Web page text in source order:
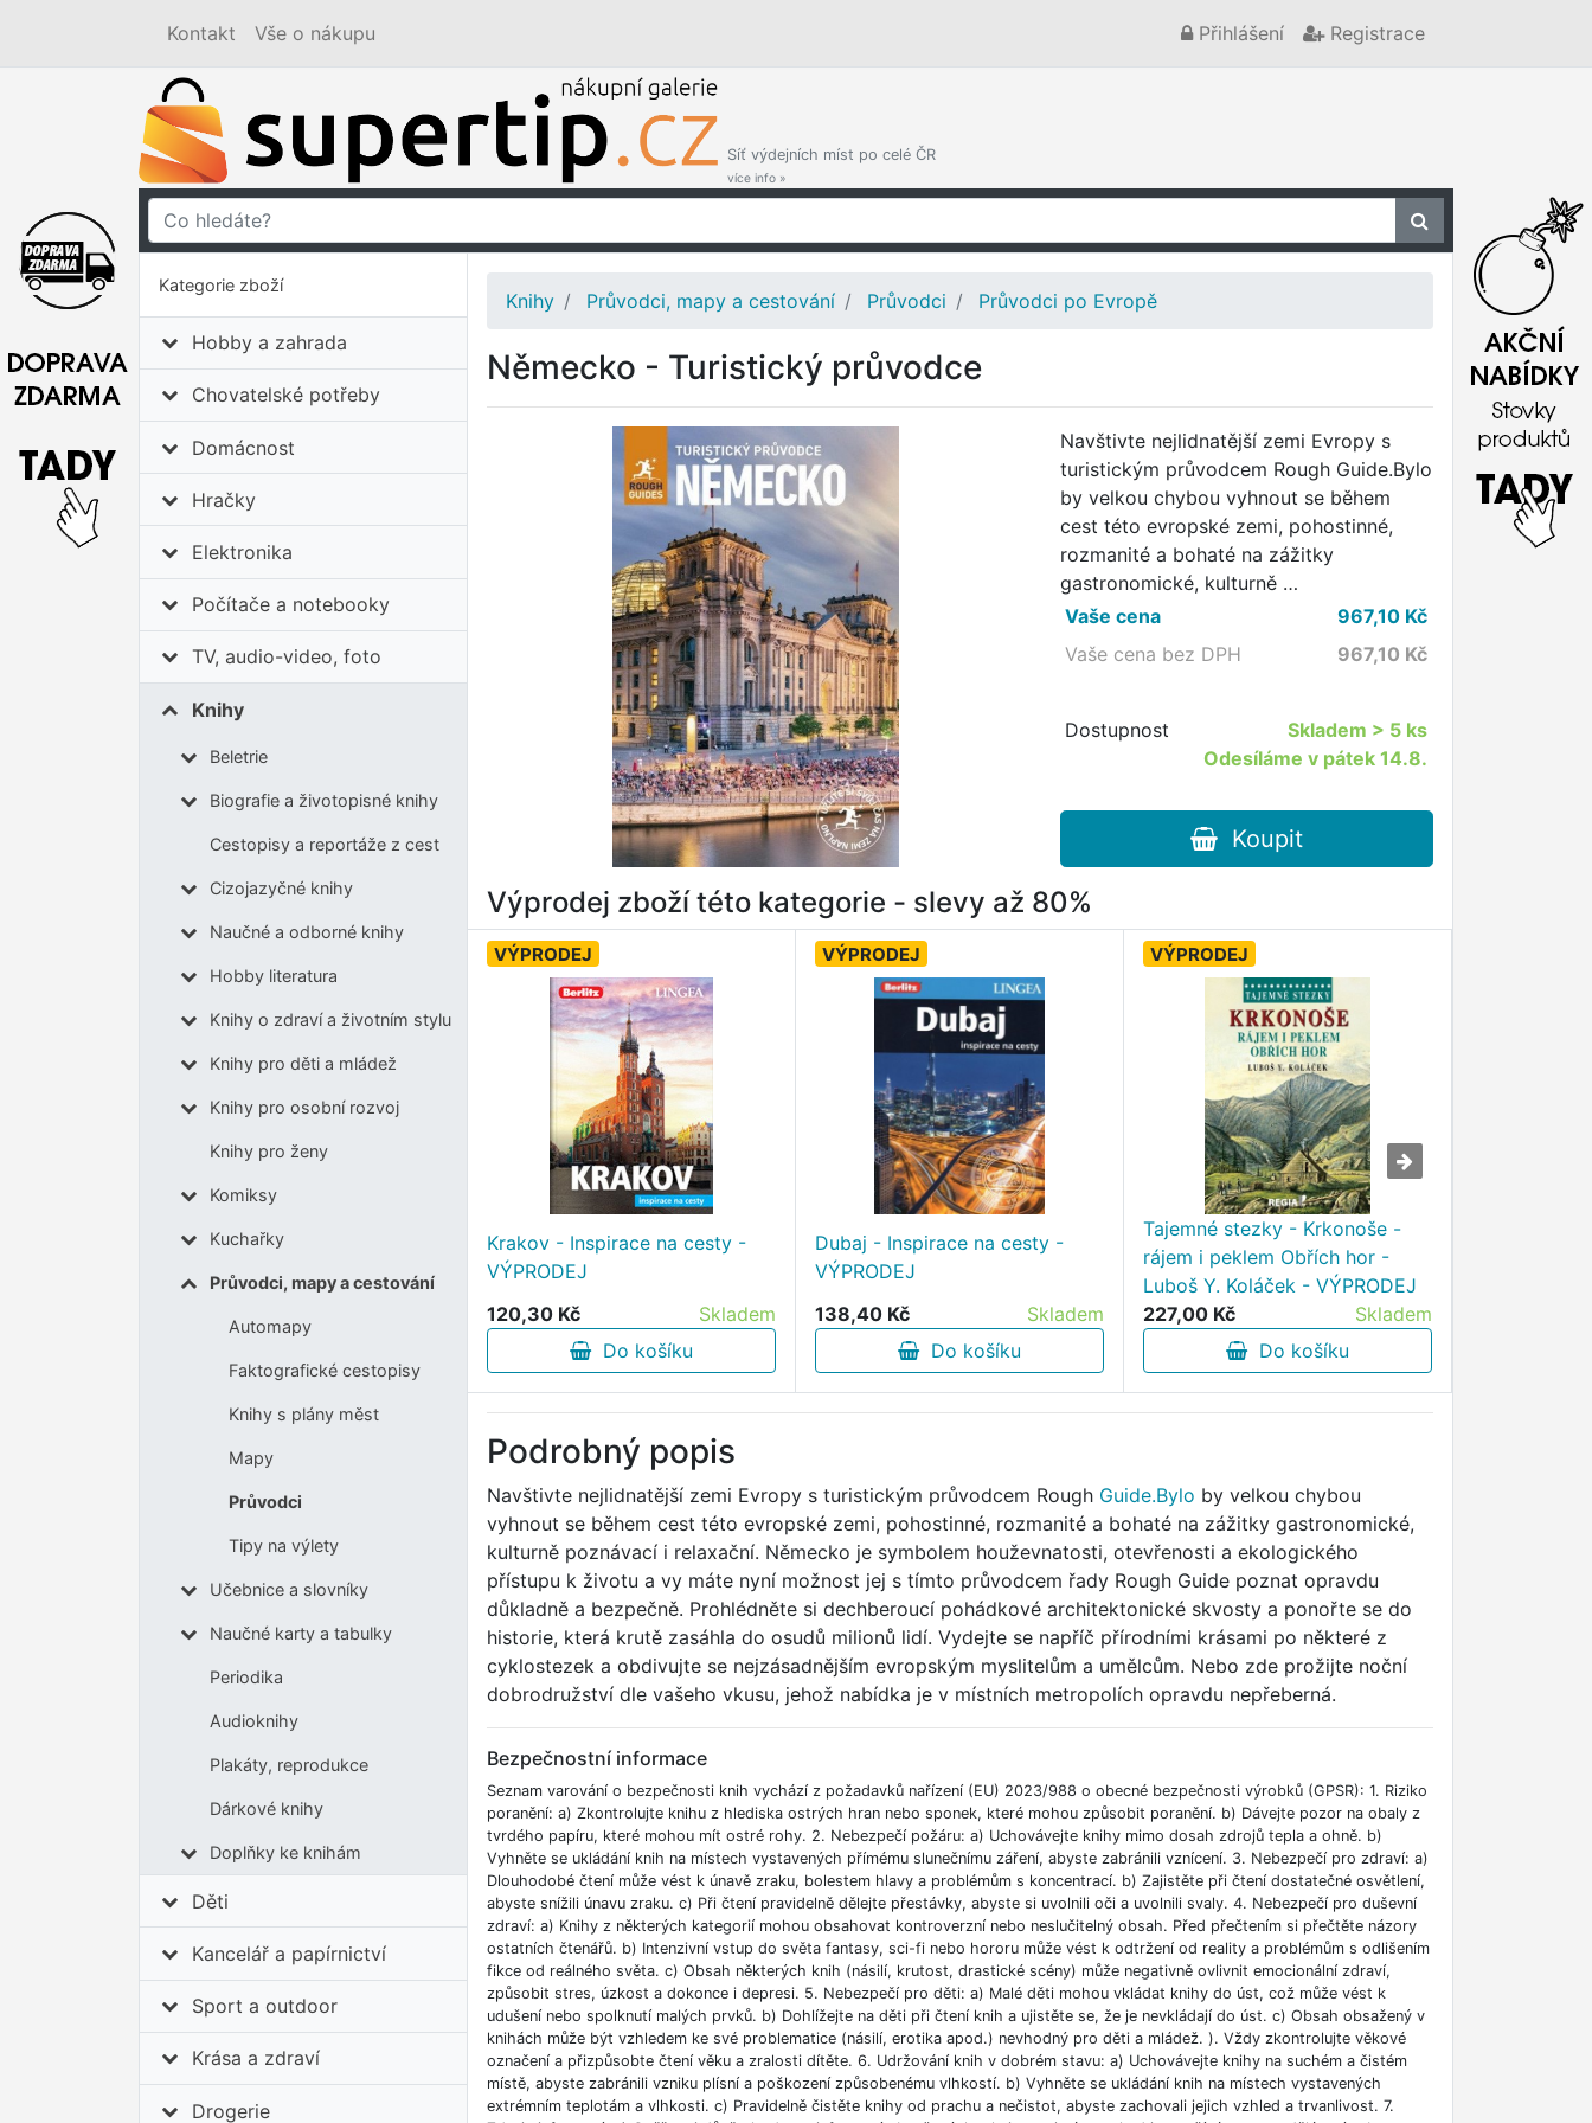
Kontakt Vše o nákupu Přihlášení Registrace
Síť výdejních míst po celé ČR
více info »
Kategorie zboží
Hobby a zahrada
Chovatelské potřeby
Domácnost
Hračky
Elektronika
Počítače a notebooky
TV, audio-video, foto
Knihy
Beletrie
Biografie a životopisné knihy
Cestopisy a reportáže z cest
Cizojazyčné knihy
Naučné a odborné knihy
Hobby literatura
Knihy o zdraví a životním stylu
Knihy pro děti a mládež
Knihy pro osobní rozvoj
Knihy pro ženy
Komiksy
Kuchařky
Průvodci, mapy a cestování
Automapy
Faktografické cestopisy
Knihy s plány měst
Mapy
Průvodci
Tipy na výlety
Učebnice a slovníky
Naučné karty a tabulky
Periodika
Audioknihy
Plakáty, reprodukce
Dárkové knihy
Doplňky ke knihám
Děti
Kancelář a papírnictví
Sport a outdoor
Krása a zdraví
Drogerie
Knihy Průvodci, mapy a cestování Průvodci Průvodci po Evropě
Německo - Turistický průvodce
Navštivte nejlidnatější zemi Evropy s
turistickým průvodcem Rough Guide.Bylo
by velkou chybou vyhnout se během
cest této evropské zemi, pohostinné,
rozmanité a bohaté na zážitky
gastronomické, kulturně …
Vaše cena
967,10Kč
Vaše cena bez DPH
967,10 Kč
Dostupnost Skladem > 5 ks
Odesíláme v pátek 14.8.
Koupit
Výprodej zboží této kategorie - slevy až 80%
VÝPRODEJ
Krakov - Inspirace na cesty -
VÝPRODEJ
120,30 Kč
Skladem
Do košíku
VÝPRODEJ
Dubaj - Inspirace na cesty -
VÝPRODEJ
138,40 Kč
Skladem
Do košíku
VÝPRODEJ
Tajemné stezky - Krkonoše -
rájem i peklem Obřích hor -
Luboš Y. Koláček - VÝPRODEJ
227,00 Kč
Skladem
Do košíku
Podrobný popis
Navštivte nejlidnatější zemi Evropy s turistickým průvodcem Rough Guide.Bylo by velkou chybou
vyhnout se během cest této evropské zemi, pohostinné, rozmanité a bohaté na zážitky gastronomické,
kulturně poznávací i relaxační. Německo je symbolem houževnatosti, otevřenosti a ekologického
přístupu k životu a vy máte nyní možnost jej s tímto průvodcem řady Rough Guide poznat opravdu
důkladně a bezpečně. Prohlédněte si dechberoucí pohádkové architektonické skvosty a ponořte se do
historie, která krutě zasáhla do osudů milionů lidí. Vydejte se napříč přírodními krásami po některé z
cyklostezek a obdivujte se nejzásadnějším evropským myslitelům a umělcům. Nebo zde prožijte noční
dobrodružství dle vašeho vkusu, jehož nabídka je v místních metropolích opravdu nepřeberná.
Bezpečnostní informace
Seznam varování o bezpečnosti knih vychází z požadavků nařízení (EU) 2023/988 o obecné bezpečnosti výrobků (GPSR): 1. Riziko
poranění: a) Zkontrolujte knihu z hlediska ostrých hran nebo sponek, které mohou způsobit poranění. b) Dávejte pozor na obaly z
tvrdého papíru, které mohou mít ostré rohy. 2. Nebezpečí požáru: a) Uchovávejte knihy mimo dosah zdrojů tepla a ohně. b)
Vyhněte se ukládání knih na místech vystavených přímému slunečnímu záření, abyste zabránili vznícení. 3. Nebezpečí pro zdraví: a)
Dlouhodobé čtení může vést k únavě zraku, bolestem hlavy a problémům s koncentrací. b) Zajistěte při čtení dostatečné osvětlení,
abyste snížili únavu zraku. c) Při čtení pravidelně dělejte přestávky, abyste si uvolnili oči a uvolnili svaly. 4. Nebezpečí pro duševní
zdraví: a) Knihy z některých kategorií mohou obsahovat kontroverzní nebo neslučitelný obsah. Před přečtením si přečtěte názory
ostatních čtenářů. b) Intenzivní vstup do světa fantasy, sci-fi nebo hororu může vést k odtržení od reality a problémům s odlišením
fikce od reálného světa. c) Obsah některých knih (násilí, krutost, drastické scény) může negativně ovlivnit emocionální zdraví,
způsobit stres, úzkost a dokonce i depresi. 5. Nebezpečí pro děti: a) Malé děti mohou vkládat knihy do úst, což může vést k
udušení nebo spolknutí malých prvků. b) Dohlížejte na děti při čtení knih a ujistěte se, že je nevkládají do úst. c) Obsah obsažený v
knihách může být vzhledem ke své problematice (násilí, erotika apod.) nevhodný pro děti a mládež. ). Vždy zkontrolujte věkové
označení a přizpůsobte čtení věku a zralosti dítěte. 6. Udržování knih v dobrém stavu: a) Uchovávejte knihy na suchém a čistém
místě, abyste zabránili vzniku plísní a poškození způsobenému vlhkostí. b) Vyhněte se ukládání knih na místech vystavených
extrémním teplotám a vlhkosti. c) Pravidelně čistěte knihy od prachu a nečistot, abyste zachovali jejich vzhled a trvanlivost. 7.